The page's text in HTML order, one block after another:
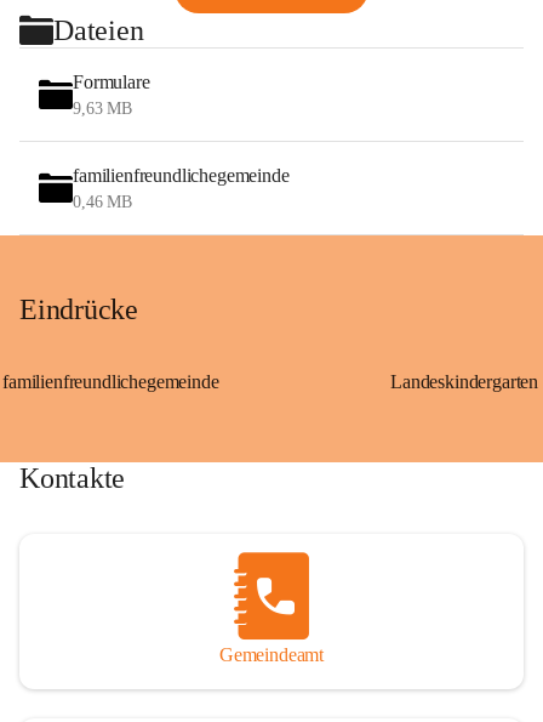
Dateien
Formulare
9,63 MB
familienfreundlichegemeinde
0,46 MB
Eindrücke
familienfreundlichegemeinde
Kontakte
Gemeindeamt